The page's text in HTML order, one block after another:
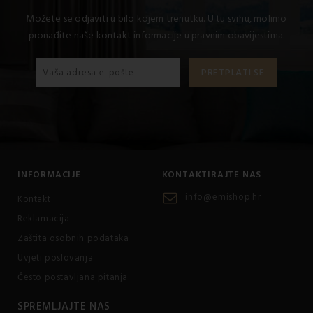
Možete se odjaviti u bilo kojem trenutku. U tu svrhu, molimo
pronađite naše kontakt informacije u pravnim obavijestima.
INFORMACIJE
Kontakt
Reklamacija
Zaštita osobnih podataka
Uvjeti poslovanja
Često postavljana pitanja
KONTAKTIRAJTE NAS
info@emishop.hr
SPREMLJAJTE NAS